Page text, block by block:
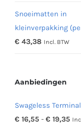
€
Snoeimatten in
kleinverpakking
€ 43,38 Incl. BTW
Aanbiedingen
Swageless
€ 16,55 - € 19,35